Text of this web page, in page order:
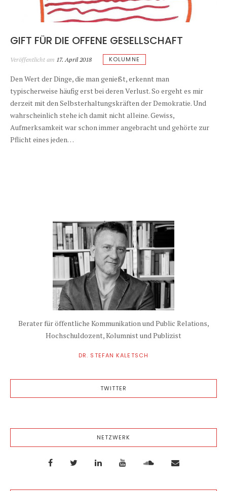
GIFT FÜR DIE OFFENE GESELLSCHAFT
Veröffentlicht am 17. April 2018 KOLUMNE
Den Wert der Dinge, die man genießt, erkennt man
typischerweise häufig erst bei deren Verlust. So ergeht es mir
derzeit mit den Selbsterhaltungskräften der Demokratie. Und
wahrscheinlich stehe ich damit nicht alleine. Gewiss,
Aufmerksamkeit war schon immer angebracht und gehörte zur
Pflicht eines jeden…
Berater für öffentliche Kommunikation und Public Relations,
Hochschuldozent, Kolumnist und Publizist
DR. STEFAN KALETSCH
TWITTER
NETZWERK